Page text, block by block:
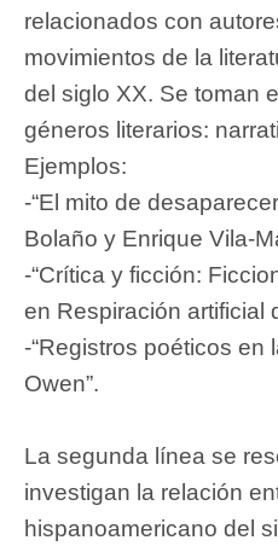
relacionados con
movimientos de la
del siglo XX. Se toman
géneros literarios:
Ejemplos:
-“El mito de
Bolaño y Enrique Vila-
-“Crítica y ficción:
en Respiración artificial
-“Registros poéticos en
Owen”.
La segunda línea se
investigan la relación
hispanoamericano del